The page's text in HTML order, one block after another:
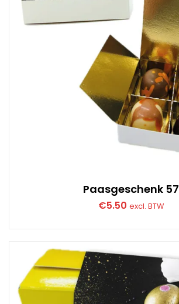
Paasgeschenk 57
€5.50 excl. BTW